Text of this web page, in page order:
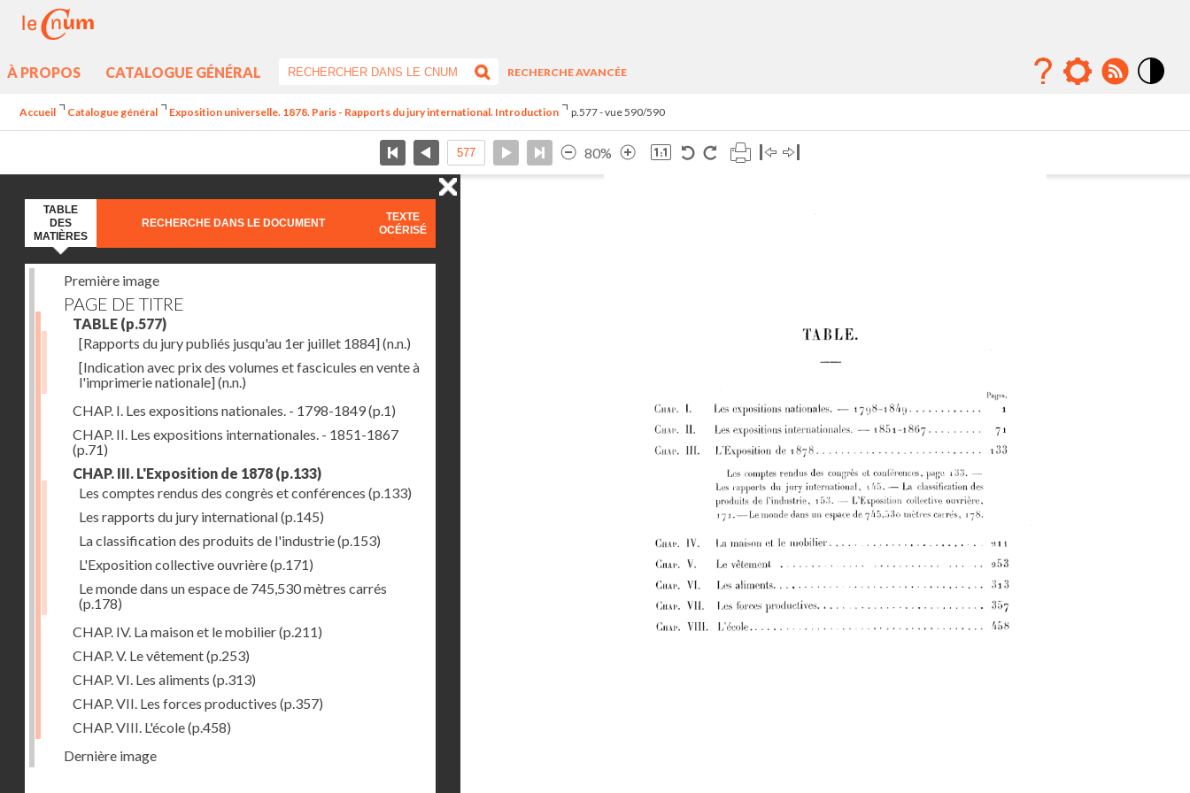
À PROPOS CATALOGUE GÉNÉRAL
RECHERCHE AVANCÉE
Accueil Catalogue général Exposition universelle. 1878. Paris - Rapports du jury international. Introduction p.577 - vue 590/590
80%
TABLE
DES
MATIÈRES
RECHERCHE DANS LE DOCUMENT
TEXTE
OCÉRISÉ
Première image
PAGE DE TITRE
TABLE (p.577)
[Rapports du jury publiés jusqu'au 1er juillet 1884](n.n.)
[Indication avec prix des volumes et fascicules en vente à
l'imprimerie nationale](n.n.)
CHAP. I. Les expositions nationales. - 1798-1849(p.1)
CHAP. II. Les expositions internationales. - 1851-1867
(p.71)
CHAP. III. L'Exposition de 1878 (p.133)
Les comptes rendus des congrès et conférences (p.133)
Les rapports du jury international(p.145)
La classification des produits de l'industrie(p.153)
L'Exposition collective ouvrière(p.171)
Le monde dans un espace de 745,530 mètres carrés
(p.178)
CHAP. IV. La maison et le mobilier(p.211)
CHAP. V. Le vêtement(p.253)
CHAP. VI. Les aliments (p.313)
CHAP. VII. Les forces productives (p.357)
CHAP. VIII. L'école(p.458)
Dernière image